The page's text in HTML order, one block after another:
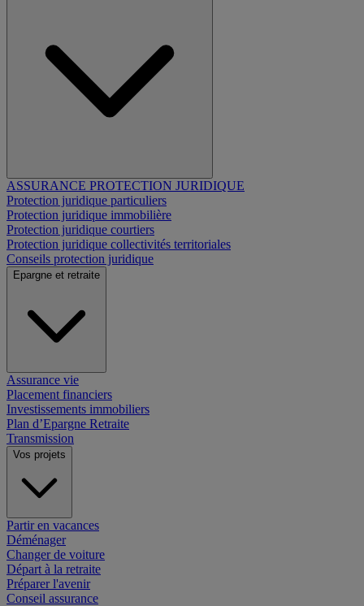
ASSURANCE PROTECTION JURIDIQUE
Protection juridique particuliers
Protection juridique immobilière
Protection juridique courtiers
Protection juridique collectivités territoriales
Conseils protection juridique
Epargne et retraite
Assurance vie
Placement financiers
Investissements immobiliers
Plan d’Epargne Retraite
Transmission
Vos projets
Partir en vacances
Déménager
Changer de voiture
Départ à la retraite
Préparer l'avenir
Conseil assurance